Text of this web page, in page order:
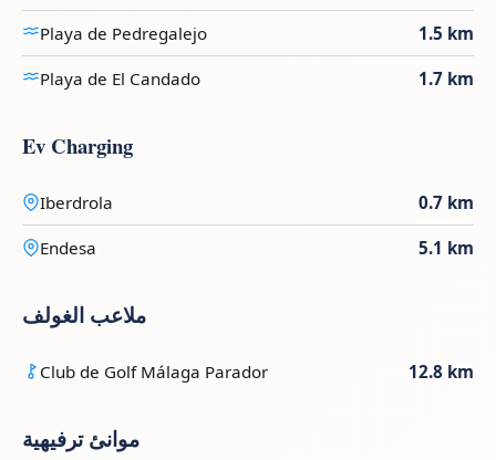
Playa de Pedregalejo 1.5 km
Playa de El Candado 1.7 km
Ev Charging
Iberdrola 0.7 km
Endesa 5.1 km
ملاعب الغولف
Club de Golf Málaga Parador 12.8 km
موانئ ترفيهية